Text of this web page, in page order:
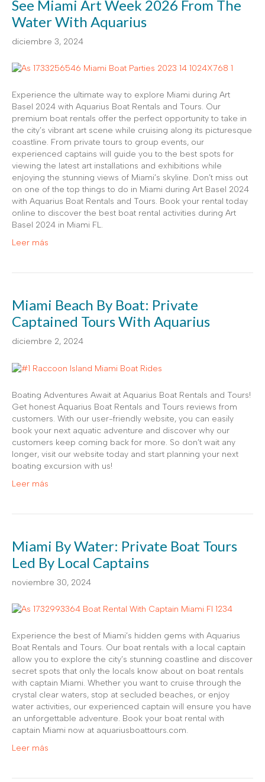
See Miami Art Week 2026 From The
Water With Aquarius
diciembre 3, 2024
Experience the ultimate way to explore Miami during Art
Basel 2024 with Aquarius Boat Rentals and Tours. Our
premium boat rentals offer the perfect opportunity to take in
the city’s vibrant art scene while cruising along its picturesque
coastline. From private tours to group events, our
experienced captains will guide you to the best spots for
viewing the latest art installations and exhibitions while
enjoying the stunning views of Miami’s skyline. Don’t miss out
on one of the top things to do in Miami during Art Basel 2024
with Aquarius Boat Rentals and Tours. Book your rental today
online to discover the best boat rental activities during Art
Basel 2024 in Miami FL.
Leer más
Miami Beach By Boat: Private
Captained Tours With Aquarius
diciembre 2, 2024
Boating Adventures Await at Aquarius Boat Rentals and Tours!
Get honest Aquarius Boat Rentals and Tours reviews from
customers. With our user-friendly website, you can easily
book your next aquatic adventure and discover why our
customers keep coming back for more. So don’t wait any
longer, visit our website today and start planning your next
boating excursion with us!
Leer más
Miami By Water: Private Boat Tours
Led By Local Captains
noviembre 30, 2024
Experience the best of Miami’s hidden gems with Aquarius
Boat Rentals and Tours. Our boat rentals with a local captain
allow you to explore the city’s stunning coastline and discover
secret spots that only the locals know about on boat rentals
with captain Miami. Whether you want to cruise through the
crystal clear waters, stop at secluded beaches, or enjoy
water activities, our experienced captain will ensure you have
an unforgettable adventure. Book your boat rental with
captain Miami now at aquariusboattours.com.
Leer más